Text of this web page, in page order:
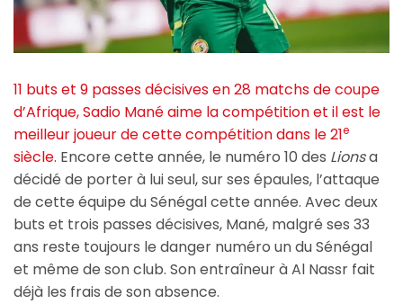
11 buts et 9 passes décisives en 28 matchs de coupe
d’Afrique, Sadio Mané aime la compétition et il est le
meilleur joueur de cette compétition dans le 21e
siècle. Encore cette année, le numéro 10 des Lionsa
décidé de porter à lui seul, sur ses épaules, l’attaque
de cette équipe du Sénégal cette année. Avec deux
buts et trois passes décisives, Mané, malgré ses 33
ans reste toujours le danger numéro un du Sénégal
et même de son club. Son entraîneur à Al Nassr fait
déjà les frais de son absence.